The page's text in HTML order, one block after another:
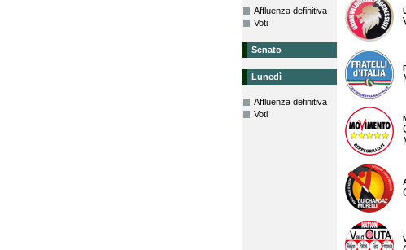
Affluenza definitiva
Voti
Senato
Lunedì
Affluenza definitiva
Voti